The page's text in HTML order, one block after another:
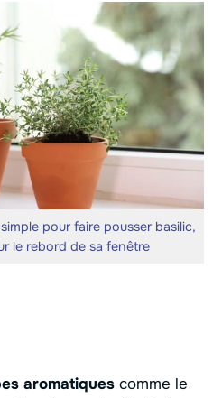
pour faire pousser basilic,
le rebord de sa fenêtre
aromatiques comme le